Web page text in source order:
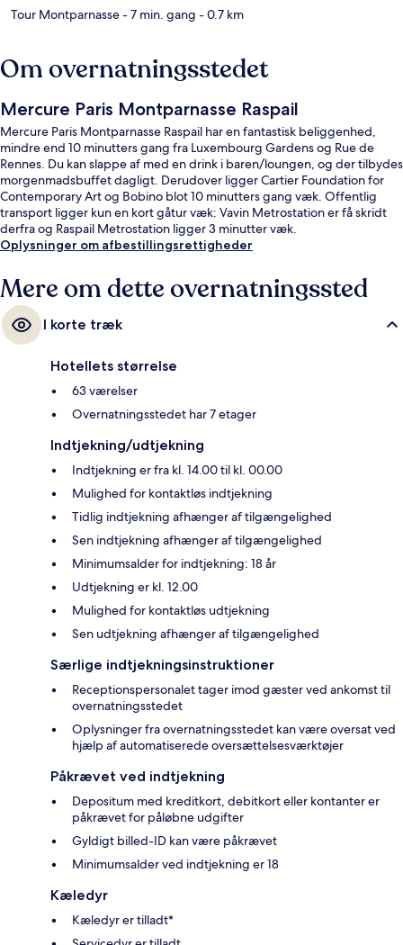
Tour Montparnasse- 7 min. gang - 0.7 km
Om overnatningsstedet
Mercure Paris Montparnasse Raspail
Mercure Paris Montparnasse Raspail har en fantastisk beliggenhed,
mindre end 10 minutters gang fra Luxembourg Gardens og Rue de
Rennes. Du kan slappe af med en drink i baren/loungen, og der tilbydes
morgenmadsbuffet dagligt. Derudover ligger Cartier Foundation for
Contemporary Art og Bobino blot 10 minutters gang væk. Offentlig
transport ligger kun en kort gåtur væk: Vavin Metrostation er få skridt
derfra og Raspail Metrostation ligger 3 minutter væk.
Oplysninger om afbestillingsrettigheder
Mere om dette overnatningssted
I korte træk
Hotellets størrelse
63 værelser
Overnatningsstedet har 7 etager
Indtjekning/udtjekning
Indtjekning er fra kl. 14.00 til kl. 00.00
Mulighed for kontaktløs indtjekning
Tidlig indtjekning afhænger af tilgængelighed
Sen indtjekning afhænger af tilgængelighed
Minimumsalder for indtjekning: 18 år
Udtjekning er kl. 12.00
Mulighed for kontaktløs udtjekning
Sen udtjekning afhænger af tilgængelighed
Særlige indtjekningsinstruktioner
Receptionspersonalet tager imod gæster ved ankomst til
overnatningsstedet
Oplysninger fra overnatningsstedet kan være oversat ved
hjælp af automatiserede oversættelsesværktøjer
Påkrævet ved indtjekning
Depositum med kreditkort, debitkort eller kontanter er
påkrævet for påløbne udgifter
Gyldigt billed-ID kan være påkrævet
Minimumsalder ved indtjekning er 18
Kæledyr
Kæledyr er tilladt*